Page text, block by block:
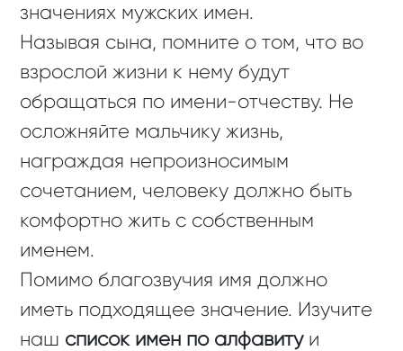
значениях мужских имен.
Называя сына, помните о том, что во
взрослой жизни к нему будут
обращаться по имени-отчеству. Не
осложняйте мальчику жизнь,
награждая непроизносимым
сочетанием, человеку должно быть
комфортно жить с собственным
именем.
Помимо благозвучия имя должно
иметь подходящее значение. Изучите
наш список имен по алфавитуи